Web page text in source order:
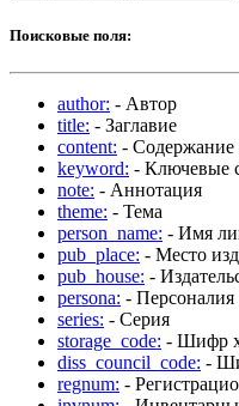
Поисковые поля:
author: - Автор
title: - Заглавие
content: - Содержание
keyword: - Ключевые
note: - Аннотация
theme: - Тема
person_name: - Имя
pub_place: - Место
pub_house: -
persona: - Персоналия
series: - Серия
storage_code: - Шифр
diss_council_code: -
regnum: -